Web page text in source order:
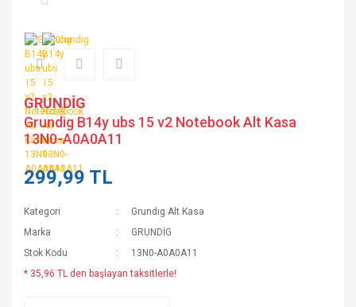
GRUNDİG
Grundig B14y ubs 15 v2 Notebook Alt Kasa
13N0-A0A0A11
299,99 TL
Kategori
Grundıg Alt Kasa
Marka
GRUNDİG
Stok Kodu
13N0-A0A0A11
* 35,96 TL den başlayan taksitlerle!